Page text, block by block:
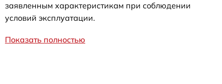
заявленным характеристикам при соблюдении
условий эксплуатации.
Показать полностью